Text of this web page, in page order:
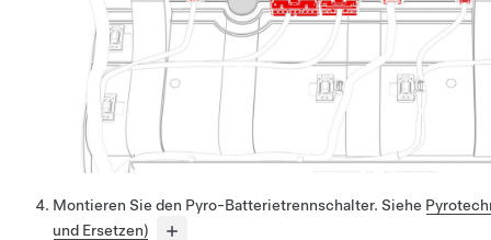
Montieren Sie den Pyro-Batterietrennschalter. Siehe
und Ersetzen)